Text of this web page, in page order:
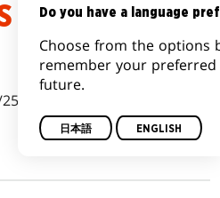
ARSENALの統
Do you have a language
Choose from the options
remember your
future.
日本語 ENGLISH